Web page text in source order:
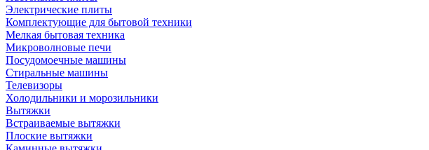
Электрические плиты
Комплектующие для бытовой техники
Мелкая бытовая техника
Микроволновые печи
Посудомоечные машины
Стиральные машины
Телевизоры
Холодильники и морозильники
Вытяжки
Встраиваемые вытяжки
Плоские вытяжки